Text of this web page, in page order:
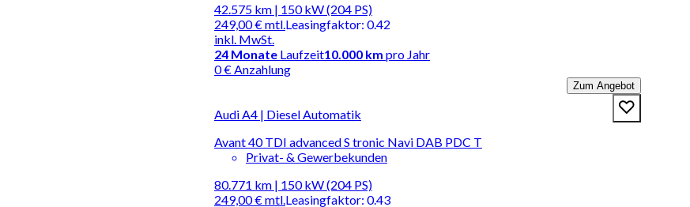
42.575 km | 150 kW (204 PS)
249,00 €mtl.
inkl. MwSt.
Leasingfaktor: 0.42
24 Monate Laufzeit10.000 km pro Jahr
0 € Anzahlung
Zum Angebot
Audi A4 | Diesel Automatik
Avant 40 TDI advanced S tronic Navi DAB PDC T
Privat- & Gewerbekunden
80.771 km | 150 kW (204 PS)
249,00 €mtl. Leasingfaktor: 0.43